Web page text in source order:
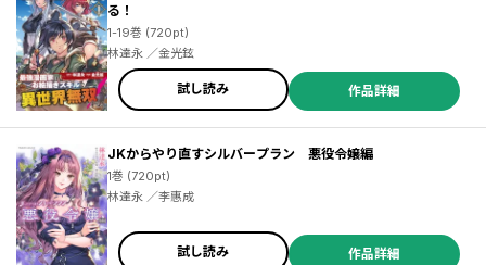
る！
1-19巻 (720pt)
林達永 ／金光鉉
試し読み 作品詳細
JKからやり直すシルバープラン 悪役令嬢編
1巻 (720pt)
林達永 ／李惠成
試し読み 作品詳細